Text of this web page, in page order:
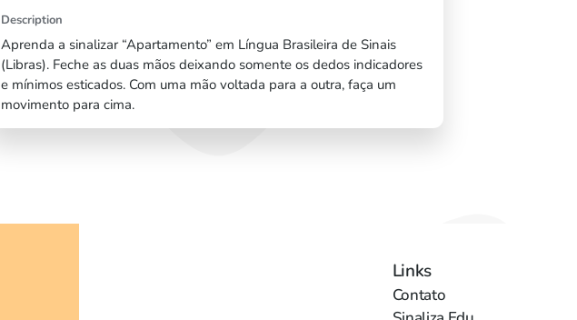
Description
Aprenda a sinalizar “Apartamento” em Língua Brasileira de Sinais
(Libras). Feche as duas mãos deixando somente os dedos indicadores
e mínimos esticados. Com uma mão voltada para a outra, faça um
movimento para cima.
Links
Contato